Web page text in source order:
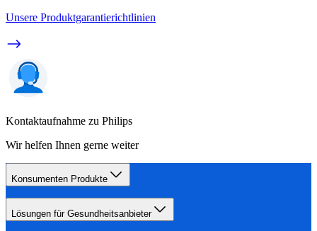
Unsere Produktgarantierichtlinien
Kontaktaufnahme zu Philips
Wir helfen Ihnen gerne weiter
Konsumenten Produkte
Lösungen für Gesundheitsanbieter